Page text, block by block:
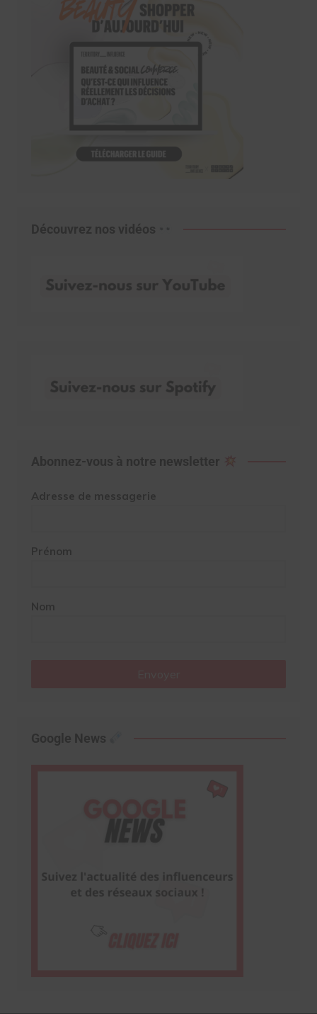
Découvrez nos vidéos
Abonnez-vous à notre newsletter
Adresse de messagerie
Prénom
Nom
Google News